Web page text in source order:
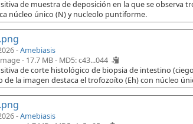
de muestra de deposición en la que se observa
núcleo único (N) y nucleolo puntiforme.
-Amebiasis
- 17.7 MB - MD5: c43...044
de corte histológico de biopsia de intestino
de la imagen destaca el trofozoíto (Eh) con núcleo
-Amebiasis